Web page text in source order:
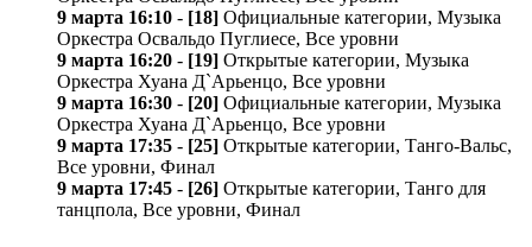
9 марта 16:10 - [18] Официальные категории, Музыка
Оркестра Освальдо Пуглиесе, Все уровни
9 марта 16:20 - [19] Открытые категории, Музыка
Оркестра Хуана Д`Арьенцо, Все уровни
9 марта 16:30 - [20] Официальные категории, Музыка
Оркестра Хуана Д`Арьенцо, Все уровни
9 марта 17:35 - [25] Открытые категории, Танго-Вальс,
Все уровни, Финал
9 марта 17:45 - [26] Открытые категории, Танго для
танцпола, Все уровни, Финал